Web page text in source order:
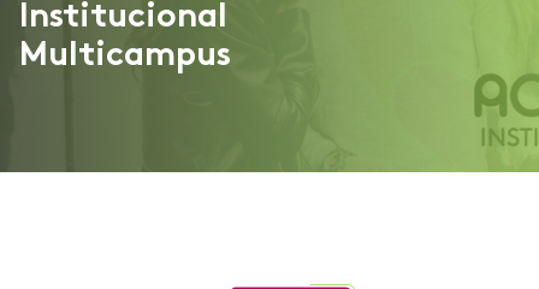
Institucional
Multicampus